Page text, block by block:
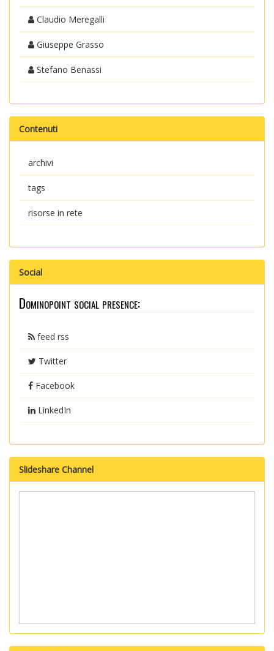
Claudio Meregalli
Giuseppe Grasso
Stefano Benassi
Contenuti
archivi
tags
risorse in rete
Social
Dominopoint social presence:
feed rss
Twitter
Facebook
LinkedIn
Slideshare Channel